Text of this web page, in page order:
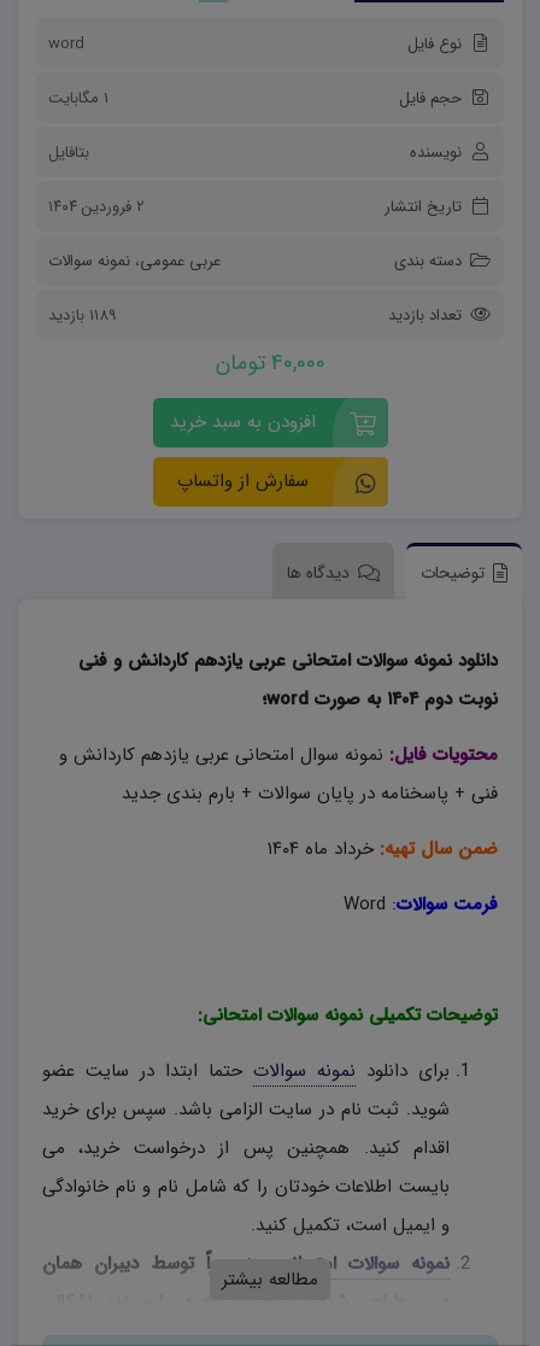
نوع فایل word
حجم فایل 1 مگابایت
نویسنده بتافایل
تاریخ انتشار ۲ فروردین ۱۴۰۴
دسته بندی عربی عمومی، نمونه سوالات
تعداد بازدید 1189 بازدید
40,000 تومان
افزودن به سبد خرید
سفارش از واتساپ
توضیحات دیدگاه ها
دانلود نمونه سوالات امتحانی عربی یازدهم کاردانش و فنی
نوبت دوم ۱۴۰۴ به صورت word؛
محتویات فایل: نمونه سوال امتحانی عربی یازدهم کاردانش و
فنی + پاسخنامه در پایان سوالات + بارم بندی جدید
ضمن سال تهیه: خرداد ماه ۱۴۰۴
فرمت سوالات:
توضیحات تکمیلی نمونه سوالات امتحانی:
برای دانلود نمونه سوالات حتما ابتدا در سایت عضو
شوید. ثبت نام در سایت الزامی باشد. سپس برای خرید
اقدام کنید. همچنین پس از درخواست خرید، می
بایست اطلاعات خودتان را که شامل نام و نام خانوادگی
و ایمیل است، تکمیل کنید.
نمونه سوالات امتحانی
، منحصراً توسط دیبران همان
مطالعه بیشتر